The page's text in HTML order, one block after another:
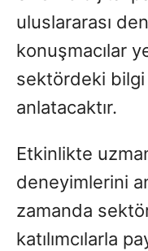
uluslararası
konuşmacılar
sektördeki
anlatacaktır.
Etkinlikte
deneyimlerini
zamanda
katılımcılarla